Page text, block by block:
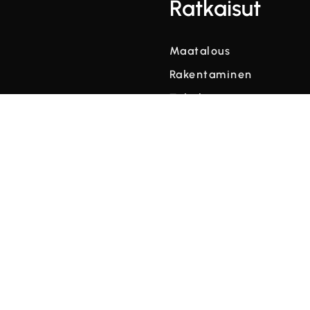
Ratkaisut
Maatalous
Rakentaminen
Talvikunnossapito